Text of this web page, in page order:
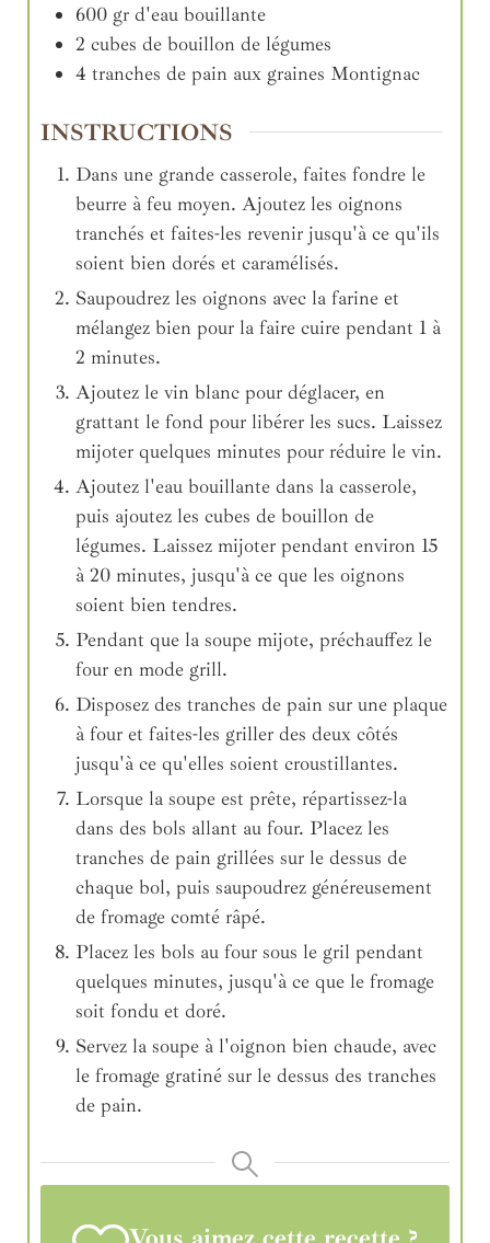
600 gr d'eau bouillante
2 cubes de bouillon de légumes
4 tranches de pain aux graines Montignac
INSTRUCTIONS
Dans une grande casserole, faites fondre le
beurre à feu moyen. Ajoutez les oignons
tranchés et faites-les revenir jusqu'à ce qu'ils
soient bien dorés et caramélisés.
Saupoudrez les oignons avec la farine et
mélangez bien pour la faire cuire pendant 1 à
2 minutes.
Ajoutez le vin blanc pour déglacer, en
grattant le fond pour libérer les sucs. Laissez
mijoter quelques minutes pour réduire le vin.
Ajoutez l'eau bouillante dans la casserole,
puis ajoutez les cubes de bouillon de
légumes. Laissez mijoter pendant environ 15
à 20 minutes, jusqu'à ce que les oignons
soient bien tendres.
Pendant que la soupe mijote, préchauffez le
four en mode grill.
Disposez des tranches de pain sur une plaque
à four et faites-les griller des deux côtés
jusqu'à ce qu'elles soient croustillantes.
Lorsque la soupe est prête, répartissez-la
dans des bols allant au four. Placez les
tranches de pain grillées sur le dessus de
chaque bol, puis saupoudrez généreusement
de fromage comté râpé.
Placez les bols au four sous le gril pendant
quelques minutes, jusqu'à ce que le fromage
soit fondu et doré.
Servez la soupe à l'oignon bien chaude, avec
le fromage gratiné sur le dessus des tranches
de pain.